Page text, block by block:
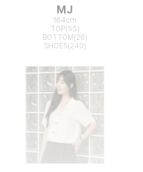
MJ
164cm
TOP(55)
BOTTOM(26)
SHOES(240)